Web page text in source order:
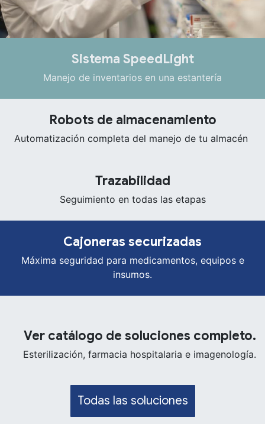
Sistema SpeedLight
Manejo de inventarios en una estantería
Robots de almacenamiento
Automatización completa del manejo de tu almacén
Trazabilidad
Seguimiento en todas las etapas
Cajoneras securizadas
Máxima seguridad para medicamentos, equipos e
insumos.
Ver catálogo de soluciones completo.
Esterilización, farmacia hospitalaria e imagenología.
Todas las soluciones